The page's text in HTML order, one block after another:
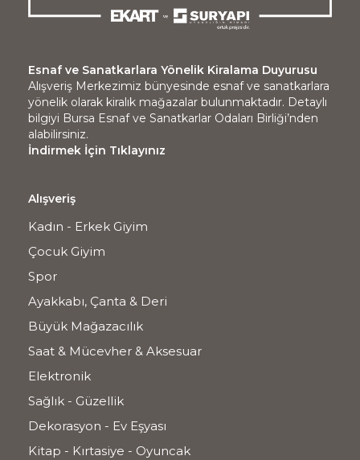
Esnaf ve Sanatkarlara Yönelik Kiralama Duyurusu
Alışveriş Merkezimiz bünyesinde esnaf ve sanatkarlara
yönelik olarak kiralık mağazalar bulunmaktadır. Detaylı
bilgiyi Bursa Esnaf ve Sanatkarlar Odaları Birliği’nden
alabilirsiniz.
İndirmek İçin Tıklayınız
Alışveriş
Kadın - Erkek Giyim
Çocuk Giyim
Spor
Ayakkabı, Çanta & Deri
Büyük Mağazacılık
Saat & Mücevher & Aksesuar
Elektronik
Sağlık - Güzellik
Dekorasyon - Ev Eşyası
Kitap - Kırtasiye - Oyuncak